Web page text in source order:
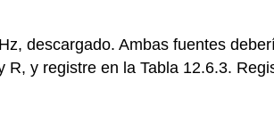
descargado. Ambas fuentes
R, y registre en la Tabla 12.6.3.